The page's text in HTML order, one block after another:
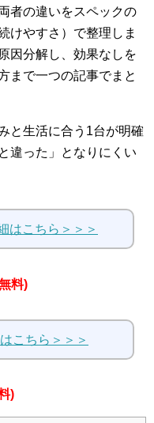
者の違いをスペックの
けやすさ）で整理しま
因分解し、効果なしを
まで一つの記事でまと
と生活に合う1台が明確
違った」となりにくい
はこちら＞＞＞
料)
こちら＞＞＞
)